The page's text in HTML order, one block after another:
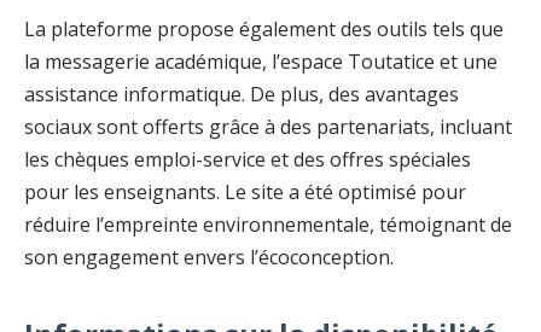
La plateforme propose également des outils tels que
la messagerie académique, l’espace Toutatice et une
assistance informatique. De plus, des avantages
sociaux sont offerts grâce à des partenariats, incluant
les chèques emploi-service et des offres spéciales
pour les enseignants. Le site a été optimisé pour
réduire l’empreinte environnementale, témoignant de
son engagement envers l’écoconception.